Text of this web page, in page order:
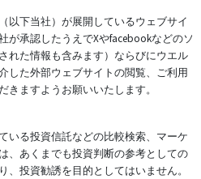
以下当社）が展開しているウェブサイ
が承認したうえでXやfacebookなどのソ
れた情報も含みます）ならびにウエル
した外部ウェブサイトの閲覧、ご利用
ますようお願いいたします。
いる投資信託などの比較検索、マーケ
、あくまでも投資判断の参考としての
投資勧誘を目的としてはいません。